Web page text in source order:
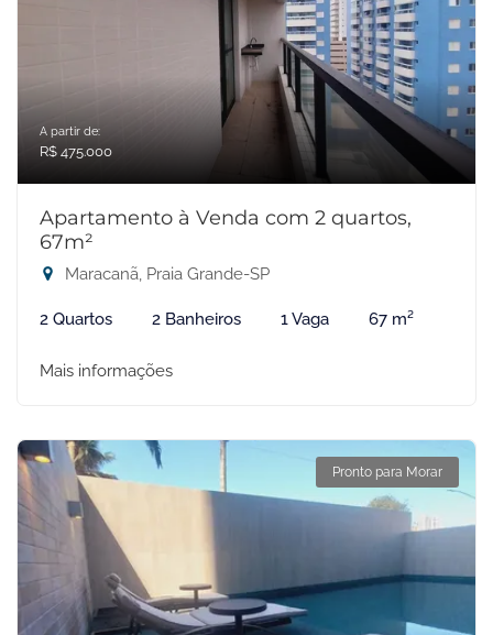
A partir de:
R$ 475.000
Apartamento à Venda com 2 quartos,
67m²
Maracanã, Praia Grande-SP
2 Quartos 2 Banheiros 1 Vaga 67 m²
Mais informações
Pronto para Morar